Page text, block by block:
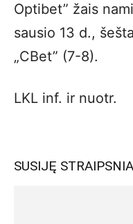
Optibet” žais
sausio 13 d.,
„CBet” (7-8).
LKL inf. ir nuotr.
SUSIJĘ